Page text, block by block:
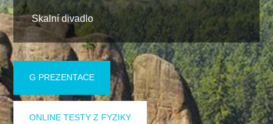
Skalní divadlo
G PREZENTACE
ONLINE TESTY Z FYZIKY